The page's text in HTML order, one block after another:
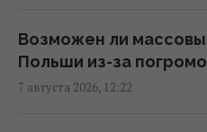
12:31 пятница, 07 августа 2026
В Коблево во время
Возможен ли
Польши из-за
7 августа 2026, 12:22